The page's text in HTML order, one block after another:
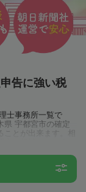
告に強い税
士事務所一覧で
県 宇都宮市の確定
とが出来ます。相
に相談してみまし